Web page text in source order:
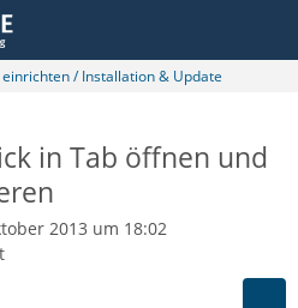
/ Installation & Update
in Tab öffnen und
2013 um 18:02